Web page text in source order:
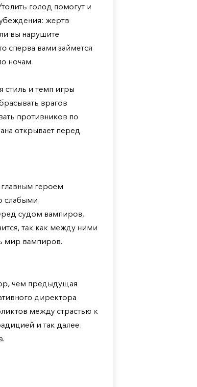
голод помогут и
жертв
вы нарушите
сперва вами займется
ночам.
стиль и темп игры
врагов
противников по
открывает перед
героем
слабыми
судом вампиров,
так как между ними
мир вампиров.
чем предыдущая
директора
между страстью к
и так далее.